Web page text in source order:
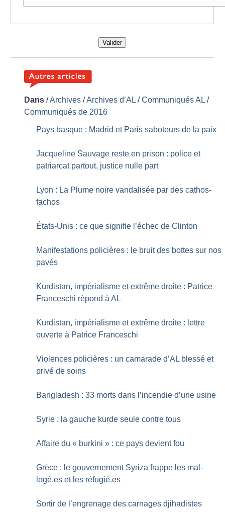
Valider
Dans /Archives /Archives d’AL /Communiqués AL /
Communiqués de 2016
Pays basque : Madrid et Paris saboteurs de la paix
Jacqueline Sauvage reste en prison : police et
patriarcat partout, justice nulle part
Lyon : La Plume noire vandalisée par des cathos-
fachos
États-Unis : ce que signifie l’échec de Clinton
Manifestations policières : le bruit des bottes sur nos
pavés
Kurdistan, impérialisme et extrême droite : Patrice
Franceschi répond à AL
Kurdistan, impérialisme et extrême droite : lettre
ouverte à Patrice Franceschi
Violences policières : un camarade d’AL blessé et
privé de soins
Bangladesh : 33 morts dans l’incendie d’une usine
Syrie : la gauche kurde seule contre tous
Affaire du « burkini » : ce pays devient fou
Grèce : le gouvernement Syriza frappe les mal-
logé.es et les réfugié.es
Sortir de l’engrenage des carnages djihadistes